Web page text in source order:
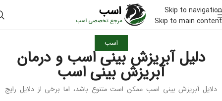
Skip to navigation
Skip to main content
اسب
دلیل آبریزش بینی اسب و درمان
آبریزش بینی اسب
دلایل آبریزش بینی اسب ممکن است متنوع باشد، اما برخی از دلایل رایج